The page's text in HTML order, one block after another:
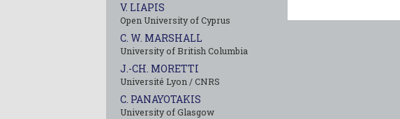
V. LIAPIS
Open University of Cyprus
C. W. MARSHALL
University of British Columbia
J.-CH. MORETTI
Université Lyon / CNRS
C. PANAYOTAKIS
University of Glasgow